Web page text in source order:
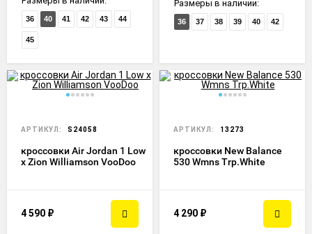
36 40 41 42 43 44
45
Размеры в наличии:
36 37 38 39 40 42
АРТИКУЛ: S24058
кроссовки Air Jordan 1 Low
x Zion Williamson VooDoo
4 590 ₽
АРТИКУЛ: 13273
кроссовки New Balance
530 Wmns Trp.White
4 290 ₽